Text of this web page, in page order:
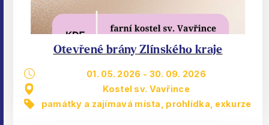
Otevřené brány Zlínského kraje
01. 05. 2026 - 30. 09. 2026
Kostel sv. Vavřince
památky a zajímavá místa
prohlídka, exkurze